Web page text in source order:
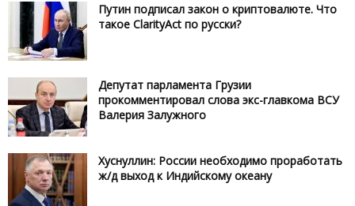
Путин подписал закон о криптовалюте. Что
такое ClarityAct по русски?
Депутат парламента Грузии
прокомментировал слова экс-главкома ВСУ
Валерия Залужного
Хуснуллин: России необходимо проработать
ж/д выход к Индийскому океану